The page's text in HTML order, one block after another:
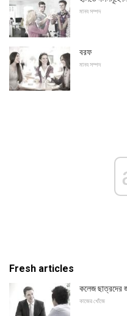
মানব সম্পদ
বরফ
মানব সম্পদ
Fresh articles
কলেজ ছাত্রদের
কাজের খোঁজে